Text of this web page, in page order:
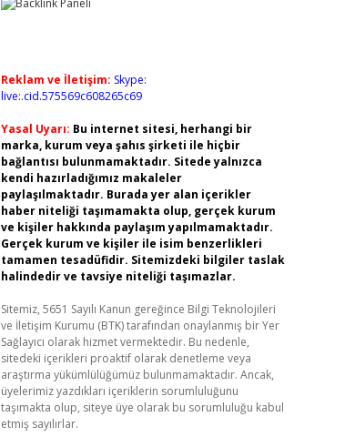
Reklam ve İletişim: Skype:
live:.cid.575569c608265c69
Yasal Uyarı: Bu internet sitesi, herhangi bir
marka, kurum veya şahıs şirketi ile hiçbir
bağlantısı bulunmamaktadır. Sitede yalnızca
kendi hazırladığımız makaleler
paylaşılmaktadır. Burada yer alan içerikler
haber niteliği taşımamakta olup, gerçek kurum
ve kişiler hakkında paylaşım yapılmamaktadır.
Gerçek kurum ve kişiler ile isim benzerlikleri
tamamen tesadüfidir. Sitemizdeki bilgiler taslak
halindedir ve tavsiye niteliği taşımazlar.
Sitemiz, 5651 Sayılı Kanun gereğince Bilgi Teknolojileri
ve İletişim Kurumu (BTK) tarafından onaylanmış bir Yer
Sağlayıcı olarak hizmet vermektedir. Bu nedenle,
sitedeki içerikleri proaktif olarak denetleme veya
araştırma yükümlülüğümüz bulunmamaktadır. Ancak,
üyelerimiz yazdıkları içeriklerin sorumluluğunu
taşımakta olup, siteye üye olarak bu sorumluluğu kabul
etmiş sayılırlar.